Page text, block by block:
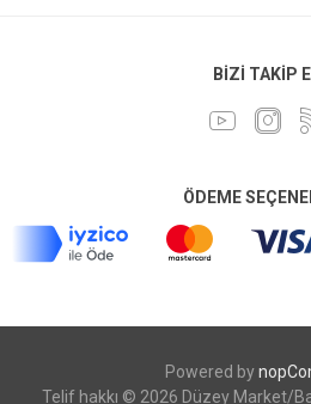
BIZI TAKIP
ÖDEME
Powered by
Telif hakkı © 2026 Düzey Market/